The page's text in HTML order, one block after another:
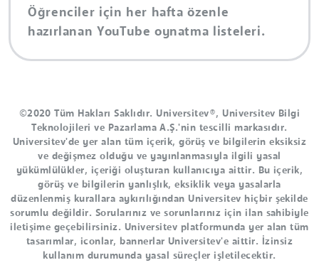
Öğrenciler için her hafta özenle
hazırlanan YouTube oynatma listeleri.
©2020 Tüm Hakları Saklıdır. Universitev®, Universitev Bilgi
Teknolojileri ve Pazarlama A.Ş.'nin tescilli markasıdır.
Universitev'de yer alan tüm içerik, görüş ve bilgilerin eksiksiz
ve değişmez olduğu ve yayınlanmasıyla ilgili yasal
yükümlülükler, içeriği oluşturan kullanıcıya aittir. Bu içerik,
görüş ve bilgilerin yanlışlık, eksiklik veya yasalarla
düzenlenmiş kurallara aykırılığından Universitev hiçbir şekilde
sorumlu değildir. Sorularınız ve sorunlarınız için ilan sahibiyle
iletişime geçebilirsiniz. Universitev platformunda yer alan tüm
tasarımlar, iconlar, bannerlar Universitev'e aittir. İzinsiz
kullanım durumunda yasal süreçler işletilecektir.